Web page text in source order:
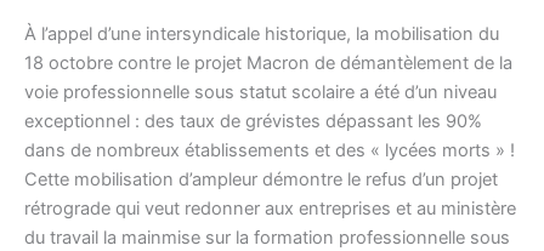
À l’appel d’une intersyndicale historique, la mobilisation du
18 octobre contre le projet Macron de démantèlement de la
voie professionnelle sous statut scolaire a été d’un niveau
exceptionnel : des taux de grévistes dépassant les 90%
dans de nombreux établissements et des « lycées morts » !
Cette mobilisation d’ampleur démontre le refus d’un projet
rétrograde qui veut redonner aux entreprises et au ministère
du travail la mainmise sur la formation professionnelle sous